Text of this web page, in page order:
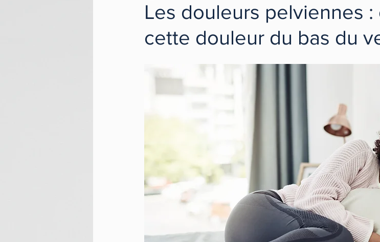
Les douleurs pelviennes
cette douleur du bas du